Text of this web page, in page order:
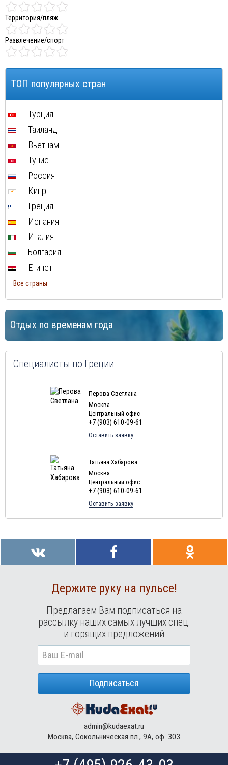
Территория/пляж
Развлечение/спорт
ТОП популярных стран
Турция
Таиланд
Вьетнам
Тунис
Россия
Кипр
Греция
Испания
Италия
Болгария
Египет
Все страны
Отдых по временам года
Специалисты по Греции
Перова Светлана
Москва
Центральный офис
+7 (903) 610-09-61
Оставить заявку
Татьяна Хабарова
Москва
Центральный офис
+7 (903) 610-09-61
Оставить заявку
Держите руку на пульсе!
Предлагаем Вам подписаться на
рассылку наших самых лучших спец.
и горящих предложений
Подписаться
admin@kudaexat.ru
Москва, Сокольническая пл., 9А, оф. 303